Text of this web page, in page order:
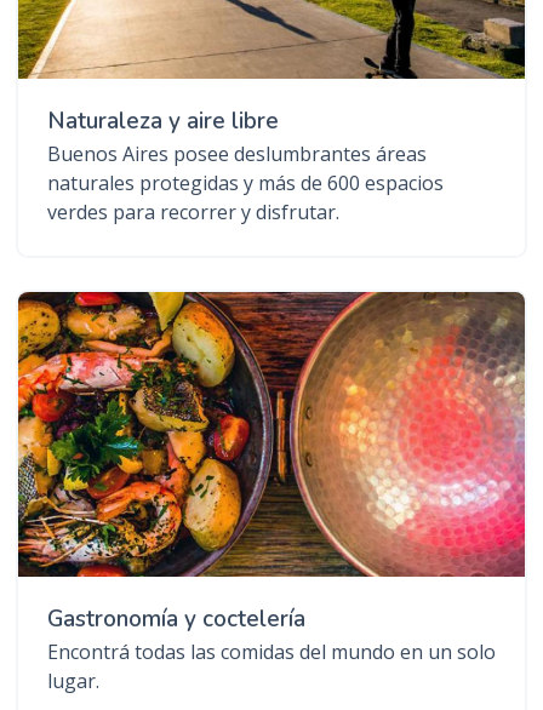
Naturaleza y aire libre
Buenos Aires posee deslumbrantes áreas
naturales protegidas y más de 600 espacios
verdes para recorrer y disfrutar.
Gastronomía y coctelería
Encontrá todas las comidas del mundo en un solo
lugar.